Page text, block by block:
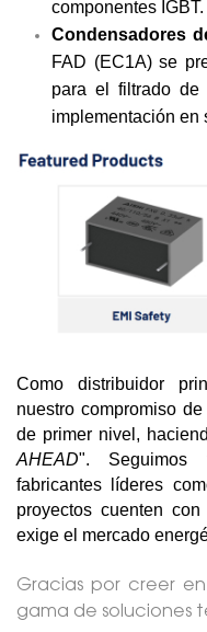
componentes IGBT.
Condensadores
FAD (EC1A) se
para el filtrado
implementación en
Como distribuidor
nuestro compromiso
de primer nivel,
AHEAD". Seguimos
fabricantes líderes
proyectos cuenten
exige el mercado
Gracias por creer
gama de soluciones